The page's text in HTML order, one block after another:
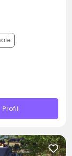
Profil